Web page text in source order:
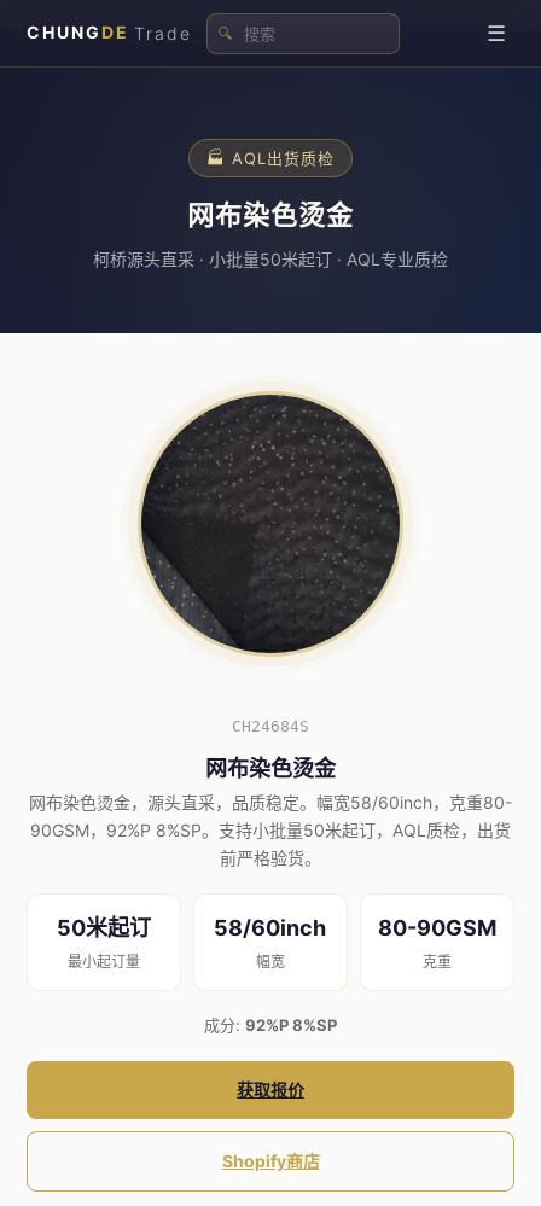
CHUNG DE Trade 🔍 ☰
🏭 AQL出货质检
网布染色烫金
柯桥源头直采 · 小批量50米起订 · AQL专业质检
CH24684S
网布染色烫金
网布染色烫金，源头直采，品质稳定。幅宽58/60inch，克重80-
90GSM，92%P 8%SP。支持小批量50米起订，AQL质检，出货
前严格验货。
50米起订
最小起订量
58/60inch
幅宽
80-90GSM
克重
成分: 92%P 8%SP
获取报价
Shopify商店